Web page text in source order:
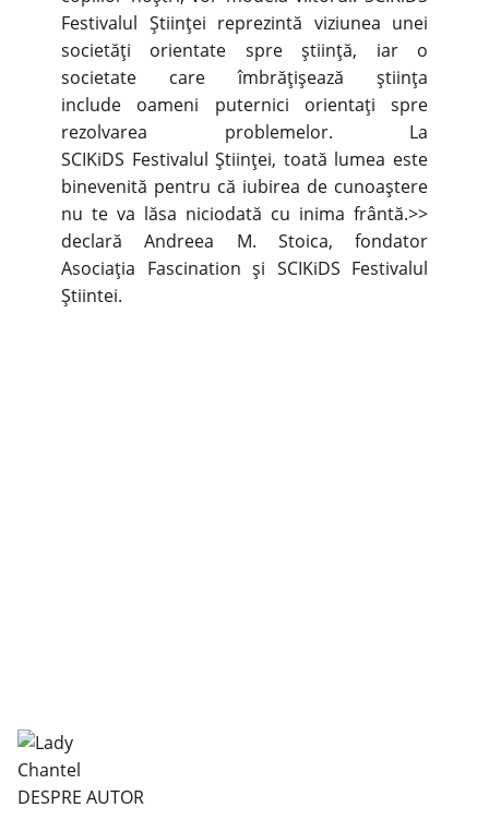
Festivalul Științei reprezintă viziunea unei
societăți orientate spre știință, iar o
societate care îmbrățișează știința
include oameni puternici orientați spre
rezolvarea problemelor. La
SCIKiDS Festivalul Științei, toată lumea este
binevenită pentru că iubirea de cunoaștere
nu te va lăsa niciodată cu inima frântă.>>
declară Andreea M. Stoica, fondator
Asociația Fascination și SCIKiDS Festivalul
Știintei.
DESPRE AUTOR